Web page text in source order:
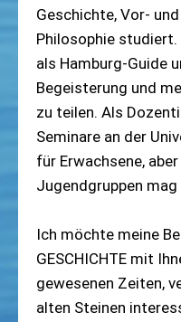
Geschichte, Vor-
Philosophie studiert.
als Hamburg-Guide
Begeisterung und
zu teilen. Als
Seminare an der
für Erwachsene,
Jugendgruppen mag
Ich möchte meine
GESCHICHTE mit
gewesenen Zeiten,
alten Steinen